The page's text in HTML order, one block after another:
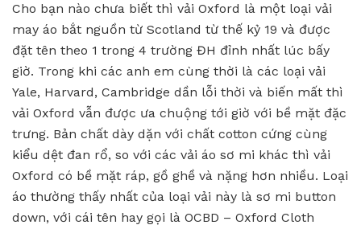
Cho bạn nào chưa biết thì vải Oxford là một loại vải
may áo bắt nguồn từ Scotland từ thế kỷ 19 và được
đặt tên theo 1 trong 4 trường ĐH đỉnh nhất lúc bấy
giờ. Trong khi các anh em cùng thời là các loại vải
Yale, Harvard, Cambridge dần lỗi thời và biến mất thì
vải Oxford vẫn được ưa chuộng tới giờ với bề mặt đặc
trưng. Bản chất dày dặn với chất cotton cứng cùng
kiểu dệt đan rổ, so với các vải áo sơ mi khác thì vải
Oxford có bề mặt ráp, gồ ghề và nặng hơn nhiều. Loại
áo thường thấy nhất của loại vải này là sơ mi button
down, với cái tên hay gọi là OCBD – Oxford Cloth